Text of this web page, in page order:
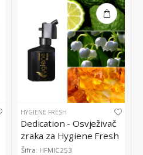
HYGIENE FRESH
Dedication - Osvježivač
zraka za Hygiene Fresh
Micro Diffuser, 200 ml
Šifra: HFMIC253